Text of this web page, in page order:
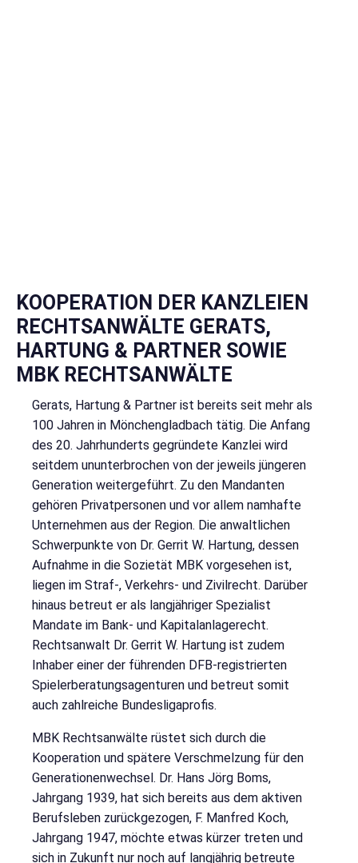
KOOPERATION DER KANZLEIEN
RECHTSANWÄLTE GERATS,
HARTUNG & PARTNER SOWIE
MBK RECHTSANWÄLTE
Gerats, Hartung & Partner ist bereits seit mehr als
100 Jahren in Mönchengladbach tätig. Die Anfang
des 20. Jahrhunderts gegründete Kanzlei wird
seitdem ununterbrochen von der jeweils jüngeren
Generation weitergeführt. Zu den Mandanten
gehören Privatpersonen und vor allem namhafte
Unternehmen aus der Region. Die anwaltlichen
Schwerpunkte von Dr. Gerrit W. Hartung, dessen
Aufnahme in die Sozietät MBK vorgesehen ist,
liegen im Straf-, Verkehrs- und Zivilrecht. Darüber
hinaus betreut er als langjähriger Spezialist
Mandate im Bank- und Kapitalanlagerecht.
Rechtsanwalt Dr. Gerrit W. Hartung ist zudem
Inhaber einer der führenden DFB-registrierten
Spielerberatungsagenturen und betreut somit
auch zahlreiche Bundesligaprofis.
MBK Rechtsanwälte rüstet sich durch die
Kooperation und spätere Verschmelzung für den
Generationenwechsel. Dr. Hans Jörg Boms,
Jahrgang 1939, hat sich bereits aus dem aktiven
Berufsleben zurückgezogen, F. Manfred Koch,
Jahrgang 1947, möchte etwas kürzer treten und
sich in Zukunft nur noch auf langjährig betreute